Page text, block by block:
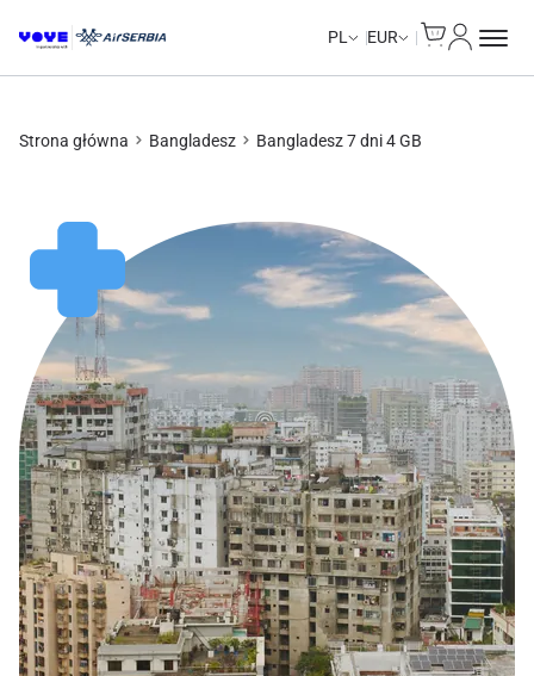
PL EUR
Strona główna Bangladesz Bangladesz 7 dni 4 GB